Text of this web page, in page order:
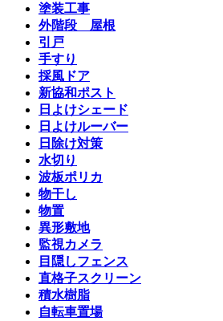
塗装工事
外階段 屋根
引戸
手すり
採風ドア
新協和ポスト
日よけシェード
日よけルーバー
日除け対策
水切り
波板ポリカ
物干し
物置
異形敷地
監視カメラ
目隠しフェンス
直格子スクリーン
積水樹脂
自転車置場